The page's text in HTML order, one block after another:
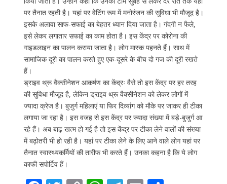
पर तैनात रहती है। यहां पर वेटिंग रूम में मनोरंजन की सुविधा भी मौजूद है।
इसके अलावा साफ-सफाई का बेहतर ध्यान दिया जाता है। गंदगी न फैले,
इसे लेकर लगातार सफाई का काम होता है। इस केंद्र पर कोरोना की
गाइडलाइन का पालन कराया जाता है। लोग मास्क पहनते हैं। साथ में
सामाजिक दूरी का पालन करते हुए एक-दूसरे के बीच दो गज की दूरी रखते
हैं।
ड्राइव थ्रू वैक्सीनेशन आकर्षण का केंद्रः वैसे तो इस केंद्र पर हर तरह
की सुविधा मौजूद है, लेकिन ड्राइव थ्रू वैक्सीनेशन को लेकर लोगों में
ज्यादा क्रेज है। बुजुर्ग महिलाएं या फिर दिव्यांग को मौके पर जाकर ही टीका
लगाया जा रहा है। इस वजह से इस केंद्र पर ज्यादा संख्या में बड़े-बुजुर्ग आ
रहे हैं। अब बाढ़ खत्म हो गई है तो इस केंद्र पर टीका लेने वालों की संख्या
में बढ़ोतरी भी हो रही है। यहां पर टीका लेने के लिए आने वाले लोग यहां पर
तैनात स्वास्थ्यकर्मियों की तारीफ भी करते हैं। उनका कहना है कि ये लोग
काफी सपोर्टिव हैं।